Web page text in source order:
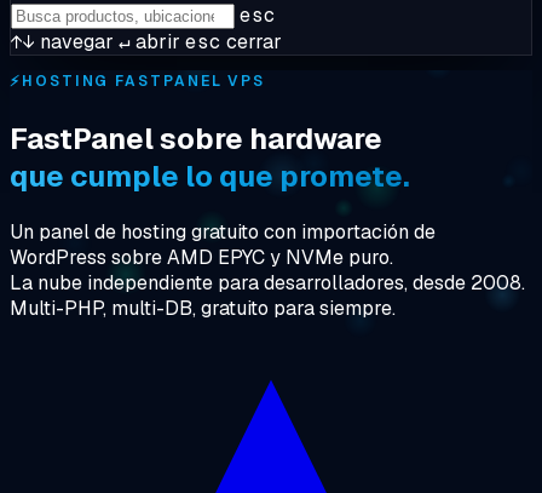
esc
↑↓ navegar ↵abrir esc cerrar
⚡HOSTING FASTPANEL VPS
FastPanel sobre hardware
que cumple lo que promete.
Un panel de hosting gratuito con importación de
WordPress sobre AMD EPYC y NVMe puro.
La nube independiente para desarrolladores, desde 2008.
Multi-PHP, multi-DB, gratuito para siempre.